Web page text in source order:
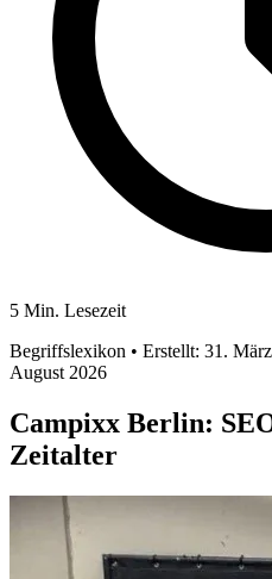
5 Min. Lesezeit
Begriffslexikon • Erstellt: 31.
August 2026
Campixx Berlin:
Zeitalter